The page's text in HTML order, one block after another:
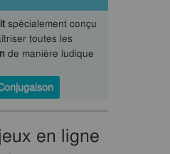
spécialement conçu
toutes les
de manière ludique
en ligne